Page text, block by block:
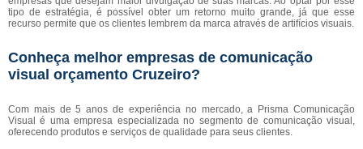
tipo de estratégia, é possível obter um retorno muito grande, já que esse
recurso permite que os clientes lembrem da marca através de artifícios visuais.
Conheça melhor empresas de comunicação
visual orçamento Cruzeiro?
Com mais de 5 anos de experiência no mercado, a Prisma Comunicação
Visual é uma empresa especializada no segmento de comunicação visual,
oferecendo produtos e serviços de qualidade para seus clientes.